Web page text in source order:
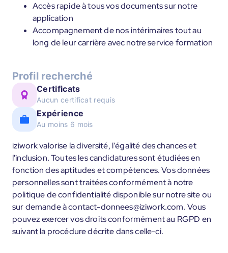
Accès rapide à tous vos documents sur notre
application
Accompagnement de nos intérimaires tout au
long de leur carrière avec notre service formation
Profil recherché
Certificats
Aucun certificat requis
Expérience
Au moins 6 mois
iziwork valorise la diversité, l'égalité des chances et
l'inclusion. Toutes les candidatures sont étudiées en
fonction des aptitudes et compétences. Vos données
personnelles sont traitées conformément à notre
politique de confidentialité disponible sur notre site ou
sur demande à contact-donnees@iziwork.com. Vous
pouvez exercer vos droits conformément au RGPD en
suivant la procédure décrite dans celle-ci.